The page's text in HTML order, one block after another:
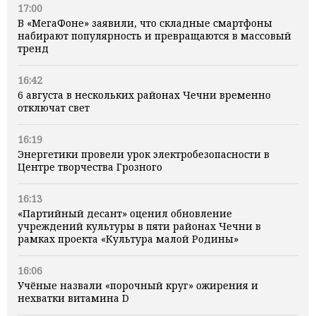
17:00
В «МегаФоне» заявили, что складные смартфоны
набирают популярность и превращаются в массовый
тренд
16:42
6 августа в нескольких районах Чечни временно
отключат свет
16:19
Энергетики провели урок электробезопасности в
Центре творчества Грозного
16:13
«Партийный десант» оценил обновление
учреждений культуры в пяти районах Чечни в
рамках проекта «Культура малой Родины»
16:06
Учёные назвали «порочный круг» ожирения и
нехватки витамина D